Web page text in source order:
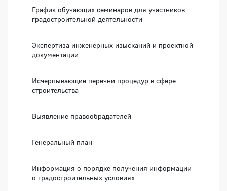
График обучающих семинаров для участников
градостроительной деятельности
Экспертиза инженерных изысканий и проектной
документации
Исчерпывающие перечни процедур в сфере
строительства
Выявление правообрадателей
Генеральный план
Информация о порядке получения информации
о градостроительных условиях